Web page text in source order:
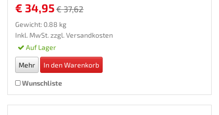
€ 34,95 € 37,62
Gewicht: 0.88 kg
Inkl. MwSt. zzgl. Versandkosten
Auf Lager
Mehr In den Warenkorb
Wunschliste